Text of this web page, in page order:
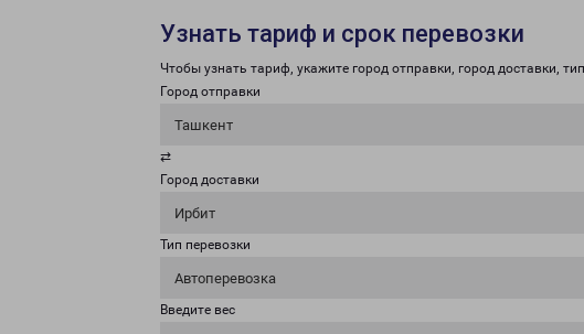
Узнать тариф и срок перевозки
Чтобы узнать тариф, укажите город отправки, город доставки,
Город отправки
Ташкент
⇄
Город доставки
Ирбит
Тип перевозки
Автоперевозка
Введите вес